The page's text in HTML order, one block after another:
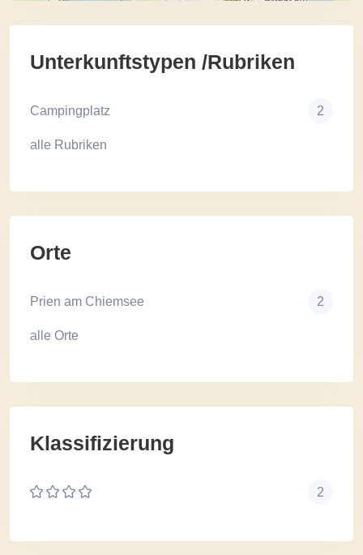
Unterkunftstypen /Rubriken
Campingplatz 2
alle Rubriken
Orte
Prien am Chiemsee 2
alle Orte
Klassifizierung
2